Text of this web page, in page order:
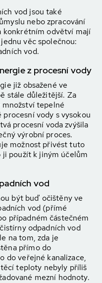
vod jsou také
nebo zpracování
konkrétním odvětví mají
věc společnou:
vod.
z procesní vody
již obsažené ve
stále důležitější. Za
tepelné
vody s vysokou
procesní voda zvýšila
výrobní proces.
možnost přivést tuto
použít k jiným účelům
vod
být buď očištěny ve
vod (přímé
případném částečném
odpadních vod
na tom, zda je
přímo do
do veřejné kanalizace,
teploty nebyly příliš
mezní hodnoty.